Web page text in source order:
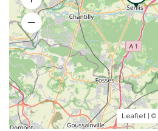
Leaflet | ©